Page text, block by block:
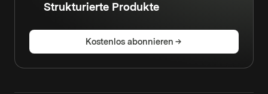
Strukturierte Produkte
Kostenlos abonnieren